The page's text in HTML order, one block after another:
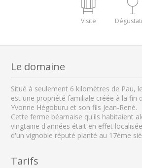
Visite
Le domaine
Situé à seulement 6 kilomètres de Pau,
est une propriété familiale créée à la fin
Yvonne Hégoburu et son fils Jean-René.
Cette ferme béarnaise qu'ils habitaient
vingtaine d'années était en effet
d'un vignoble réputé planté au 17ème
Tarifs